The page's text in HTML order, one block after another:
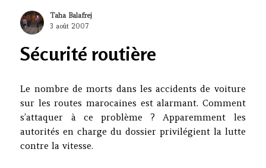
Author
Taha Balafrej
Posted
3 août 2007
Sécurité routière
Le nombre de morts dans les accidents de voiture
sur les routes marocaines est alarmant. Comment
s’attaquer à ce problème ? Apparemment les
autorités en charge du dossier privilégient la lutte
contre la vitesse.